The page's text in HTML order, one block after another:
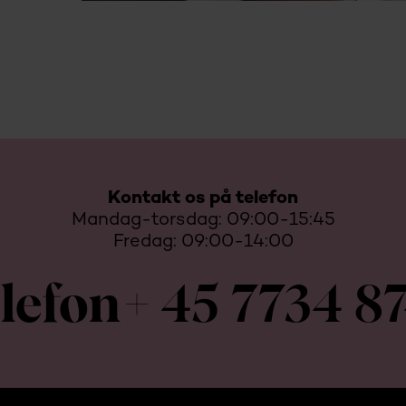
Kontakt os på telefon
Mandag-torsdag: 09:00-15:45
Fredag: 09:00-14:00
+ 45 7734